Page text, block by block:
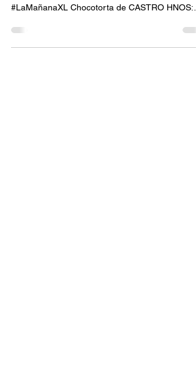
#LaMañanaXL Chocotorta de CASTRO HNOS: